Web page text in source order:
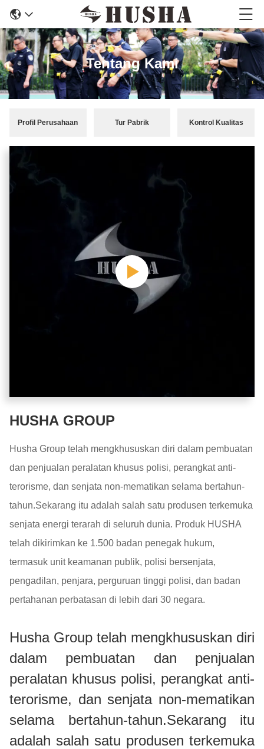
Tentang Kami
Profil Perusahaan Tur Pabrik Kontrol Kualitas
HUSHA GROUP
Husha Group telah mengkhususkan diri dalam pembuatan
dan penjualan peralatan khusus polisi, perangkat anti-
terorisme, dan senjata non-mematikan selama bertahun-
tahun.Sekarang itu adalah salah satu produsen terkemuka
senjata energi terarah di seluruh dunia. Produk HUSHA
telah dikirimkan ke 1.500 badan penegak hukum,
termasuk unit keamanan publik, polisi bersenjata,
pengadilan, penjara, perguruan tinggi polisi, dan badan
pertahanan perbatasan di lebih dari 30 negara.
Husha Group telah mengkhususkan diri
dalam pembuatan dan penjualan
peralatan khusus polisi, perangkat anti-
terorisme, dan senjata non-mematikan
selama bertahun-tahun.Sekarang itu
adalah salah satu produsen terkemuka